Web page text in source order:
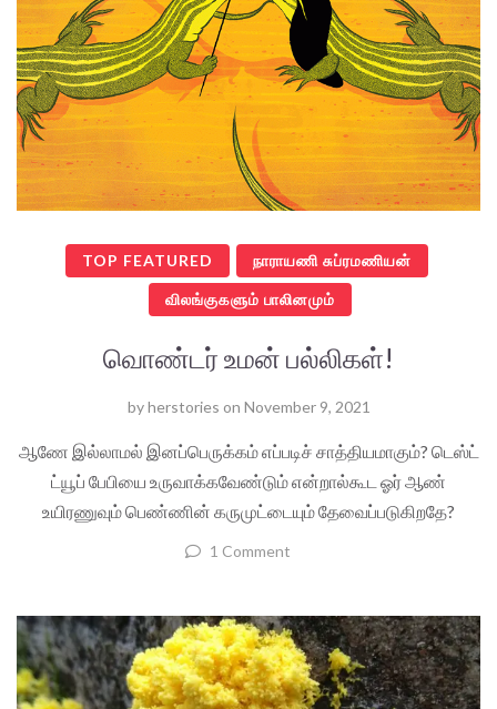
TOP FEATURED நாராயணி சுப்ரமணியன்
விலங்குகளும் பாலினமும்
வொண்டர் உமன் பல்லிகள்!
byherstories on November 9, 2021
ஆணே இல்லாமல் இனப்பெருக்கம் எப்படிச் சாத்தியமாகும்? டெஸ்ட்
ட்யூப் பேபியை உருவாக்கவேண்டும் என்றால்கூட ஓர் ஆண்
உயிரணுவும் பெண்ணின் கருமுட்டையும் தேவைப்படுகிறதே?
1 Comment